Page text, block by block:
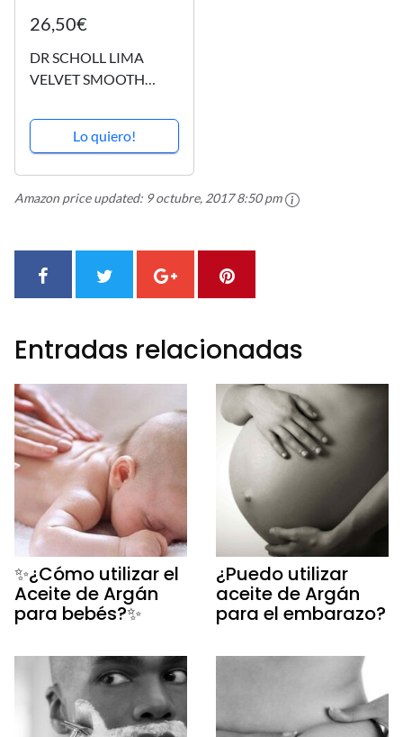
26,50€
DR SCHOLL LIMA
VELVET SMOOTH
ROSA
Lo quiero!
Amazon price updated: 9 octubre, 2017 8:50 pm
Entradas relacionadas
✨¿Cómo utilizar el
Aceite de Argán
para bebés?✨
¿Puedo utilizar
aceite de Argán
para el embarazo?